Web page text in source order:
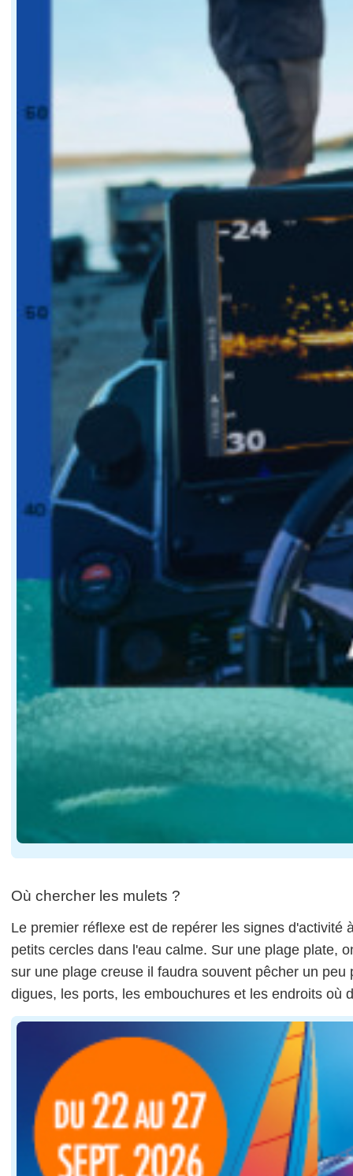
Où chercher les mulets ?
Le premier réflexe est de repérer les signes
petits cercles dans l'eau calme. Sur une plage plate,
sur une plage creuse il faudra souvent pêcher un
digues, les ports, les embouchures et les endroits où